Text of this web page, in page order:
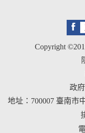
Copyright
政
地址：700007 臺南市